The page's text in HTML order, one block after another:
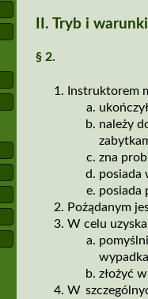
II. Tryb i
§ 2.
Instruktorem
należy
zna
posiada
posiada
Pożądanym
W celu
złożyć
W